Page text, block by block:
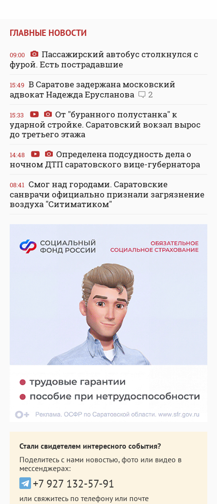
ГЛАВНЫЕ НОВОСТИ
09:00
Пассажирский автобус столкнулся с
фурой. Есть пострадавшие
15:49 В Саратове задержана московский
адвокат Надежда Ерусланова
2
15:33
От "буранного полустанка" к
ударной стройке. Саратовский вокзал вырос
до третьего этажа
14:48
Определена подсудность дела о
ночном ДТП саратовского вице-губернатора
08:41 Смог над городами. Саратовские
санврачи официально признали загрязнение
воздуха "Ситиматиком"
Стали свидетелем интересного события?
Поделитесь с нами новостью, фото или видео в
мессенджерах:
+7 927 132-57-91
или свяжитесь по телефону или почте